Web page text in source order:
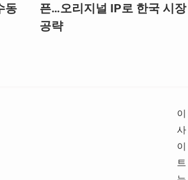
동
픈…오리지널 IP로 한국 시장
공략
이
사
이
트